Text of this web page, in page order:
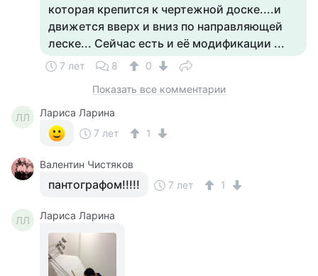
которая крепится к чертежной доске....и
движется вверх и вниз по направляющей
леске... Сейчас есть и её модификации ...
7 лет 8
0
Показать все комментарии
ЛЛ
Лариса Ларина
7 лет
1
Валентин Чистяков
пантографом!!!!! 7 лет 1
ЛЛ Лариса Ларина